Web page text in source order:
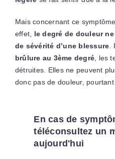
Mais concernant ce
effet, le degré de douleur
de sévérité d’une blessure
brûlure au 3ème degré , les
détruites. Elles ne peuvent
donc pas de douleur, pourtant
En cas de
téléconsultez un
aujourd'hui